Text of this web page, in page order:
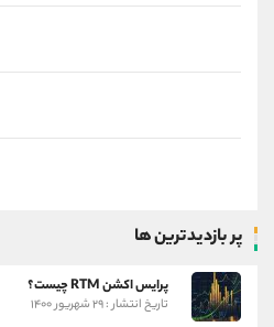
پر بازدیدترین ها
پرایس اکشن RTM چیست؟
تاریخ انتشار : ۲۹ شهریور ۱۴۰۰